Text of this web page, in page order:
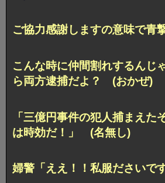
ご協力感謝しますの意味で
こんな時に仲間割れするんじ
ら両方逮捕だよ？ (おかぜ)
「三億円事件の犯人捕まえ
は時効だ！」 (名無し)
婦警「ええ！！私服ださい